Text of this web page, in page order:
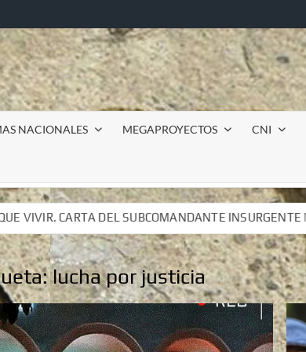
NACIONALES MEGAPROYECTOS CNI
INSURGENTE MOISÉS A LUIS DE TAVIRA
INSURGENTE MOISÉS A LUIS DE TAVIRA
lucha por justicia